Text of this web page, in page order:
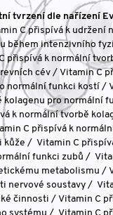
tvrzení dle nařízení
C přispívá k udržení
během intenzivního
přispívá k normální
cév / Vitamin C
normální funkci kostí /
kolagenu pro normální
k normální tvorbě
C přispívá k
kůže / Vitamin C
funkci zubů /
metabolismu /
nervové soustavy /
činnosti / Vitamin C